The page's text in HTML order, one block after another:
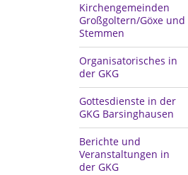
Kirchengemeinden
Großgoltern/Göxe und
Stemmen
Organisatorisches in
der GKG
Gottesdienste in der
GKG Barsinghausen
Berichte und
Veranstaltungen in
der GKG